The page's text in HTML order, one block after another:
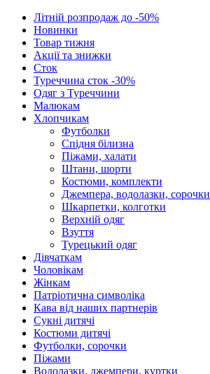
Літній розпродаж до -50%
Новинки
Товар тижня
Акції та знижки
Сток
Туреччина сток -30%
Одяг з Туреччини
Малюкам
Хлопчикам
Футболки
Спідня білизна
Піжами, халати
Штани, шорти
Костюми, комплекти
Джемпера, водолазки, сорочки
Шкарпетки, колготки
Верхній одяг
Взуття
Турецький одяг
Дівчаткам
Чоловікам
Жінкам
Патріотична символіка
Кава від наших партнерів
Сукні дитячі
Костюми дитячі
Футболки, сорочки
Піжами
Водолазки, джемпери, куртки